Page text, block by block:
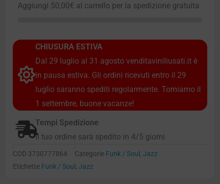
Aggiungi 50,00€ al carrello per la spedizione gratuita
CHIUSURA ESTIVA
Dal 29 luglio al 31 agosto venditaviniliusati.it è
in pausa estiva. Gli ordini ricevuti entro il 29
luglio saranno spediti regolarmente. Torniamo il
1 settembre, buone vacanze!
Tempi Spedizione
Il tuo ordine sarà spedito in 4/5 giorni
COD 3730777864 Categorie Funk / Soul , Jazz
Etichette Funk / Soul , Jazz